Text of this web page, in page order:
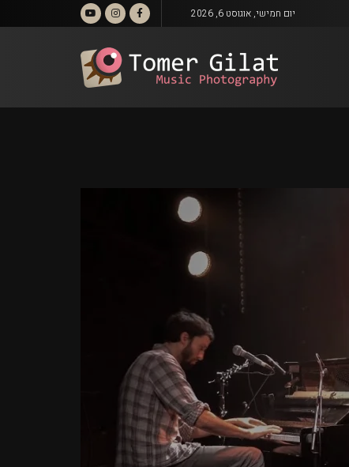
יום חמישי, אוגוסט 6, 2026